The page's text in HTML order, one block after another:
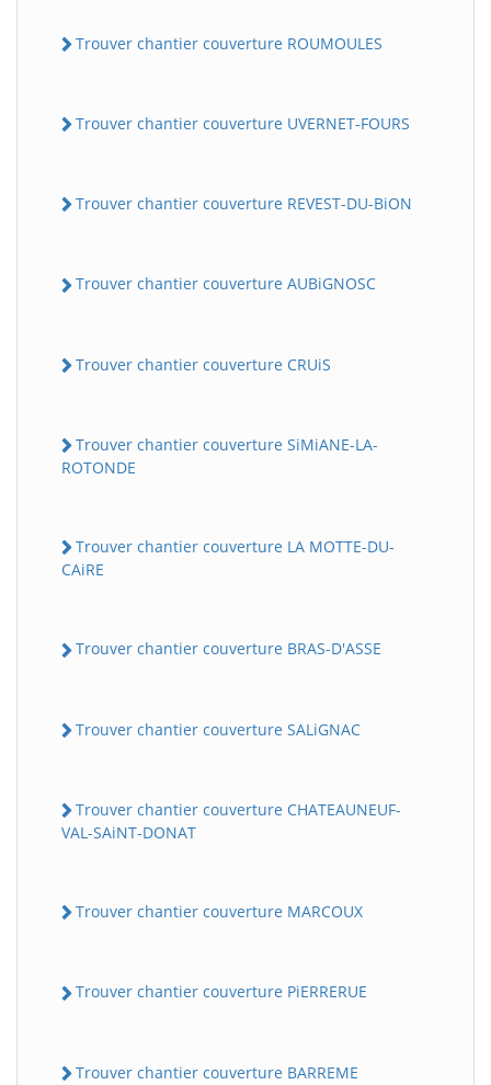
Trouver chantier couverture ROUMOULES
Trouver chantier couverture UVERNET-FOURS
Trouver chantier couverture REVEST-DU-BiON
Trouver chantier couverture AUBiGNOSC
Trouver chantier couverture CRUiS
Trouver chantier couverture SiMiANE-LA-
ROTONDE
Trouver chantier couverture LA MOTTE-DU-
CAiRE
Trouver chantier couverture BRAS-D'ASSE
Trouver chantier couverture SALiGNAC
Trouver chantier couverture CHATEAUNEUF-
VAL-SAiNT-DONAT
Trouver chantier couverture MARCOUX
Trouver chantier couverture PiERRERUE
Trouver chantier couverture BARREME